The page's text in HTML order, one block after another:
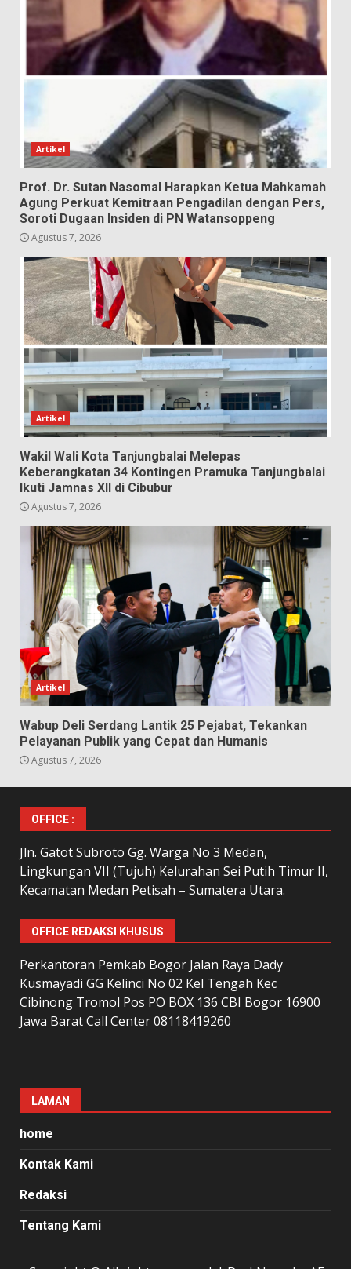
Artikel
Prof. Dr. Sutan Nasomal Harapkan Ketua Mahkamah
Agung Perkuat Kemitraan Pengadilan dengan Pers,
Soroti Dugaan Insiden di PN Watansoppeng
Agustus 7, 2026
Artikel
Wakil Wali Kota Tanjungbalai Melepas
Keberangkatan 34 Kontingen Pramuka Tanjungbalai
Ikuti Jamnas XII di Cibubur
Agustus 7, 2026
Artikel
Wabup Deli Serdang Lantik 25 Pejabat, Tekankan
Pelayanan Publik yang Cepat dan Humanis
Agustus 7, 2026
OFFICE :
Jln. Gatot Subroto Gg. Warga No 3 Medan,
Lingkungan VII (Tujuh) Kelurahan Sei Putih Timur II,
Kecamatan Medan Petisah – Sumatera Utara.
OFFICE REDAKSI KHUSUS
Perkantoran Pemkab Bogor Jalan Raya Dady
Kusmayadi GG Kelinci No 02 Kel Tengah Kec
Cibinong Tromol Pos PO BOX 136 CBI Bogor 16900
Jawa Barat Call Center 08118419260
LAMAN
home
Kontak Kami
Redaksi
Tentang Kami